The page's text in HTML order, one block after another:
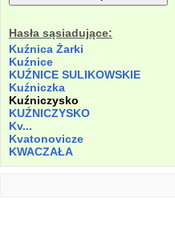
Hasła sąsiadujące:
Kuźnica Żarki
Kuźnice
KUŹNICE SULIKOWSKIE
Kuźniczka
Kuźniczysko
KUŹNICZYSKO
Kv...
Kvatonovicze
KWACZAŁA